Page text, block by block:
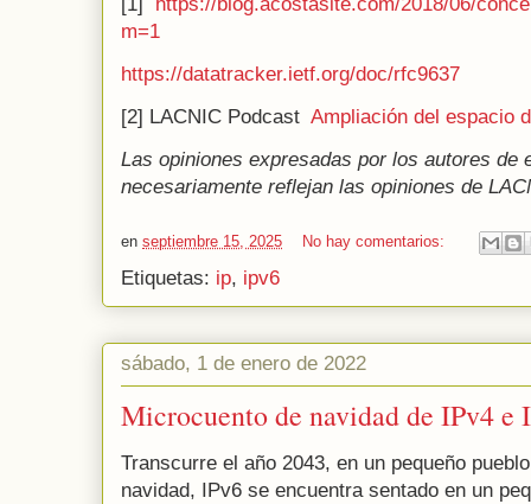
m=1
https://datatracker.ietf.org/doc/rfc9637
[2] LACNIC Podcast Ampliación del espacio
Las opiniones expresadas por los autores de
necesariamente reflejan las opiniones de
en septiembre 15, 2025 No hay comentarios:
Etiquetas: ip, ipv6
sábado, 1 de enero de 2022
Microcuento de navidad de IPv4 e
Transcurre el año 2043, en un pequeño
navidad, IPv6 se encuentra sentado en un